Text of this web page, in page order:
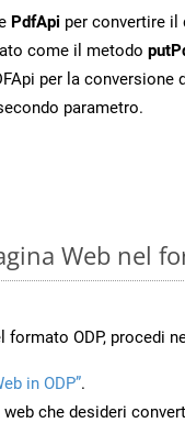
PdfApi per convertire il
come il metodo
per la conversione
parametro.
Web nel
formato ODP, procedi
in ODP”.
web che desideri